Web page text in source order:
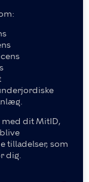
med dit MitID,
tilladelser, som
dig.